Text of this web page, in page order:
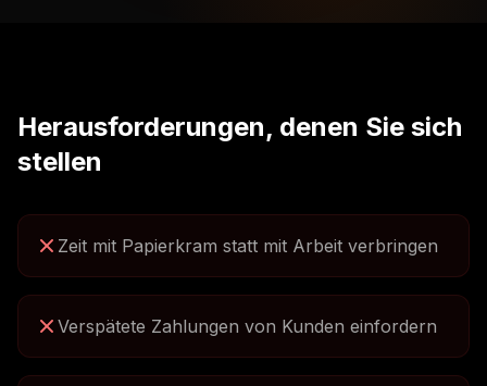
Herausforderungen, denen Sie sich
stellen
Zeit mit Papierkram statt mit Arbeit verbringen
Verspätete Zahlungen von Kunden einfordern